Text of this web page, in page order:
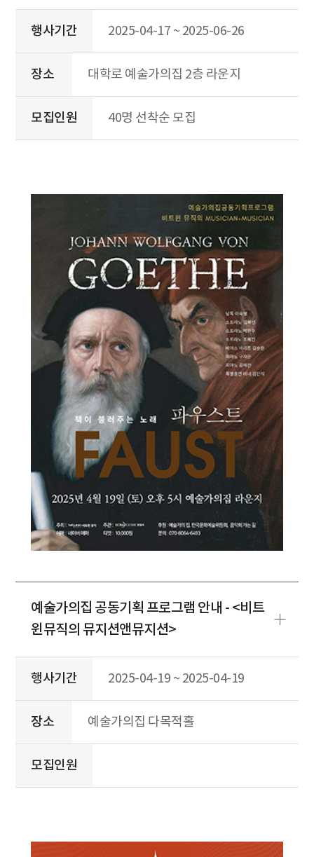
행사기간 2025-04-17 ~ 2025-06-26
장소 대학로 예술가의집 2층 라운지
모집인원 40명 선착순 모집
예술가의집 공동기획 프로그램 안내 - <비트
윈뮤직의 뮤지션앤뮤지션>
행사기간 2025-04-19 ~ 2025-04-19
장소 예술가의집 다목적홀
모집인원